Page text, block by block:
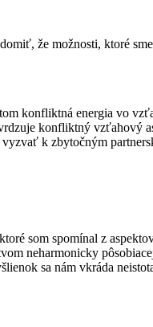
že možnosti, ktoré
konfliktná energia vo
konfliktný vzťahový
k zbytočným
som spomínal z
neharmonicky
sa nám vkráda